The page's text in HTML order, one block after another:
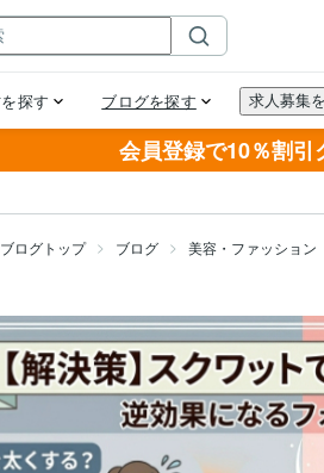
会員登録で10％割引
ブログトップ ブログ 美容・ファッション